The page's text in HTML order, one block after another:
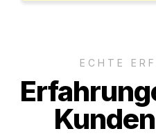
ECHTE